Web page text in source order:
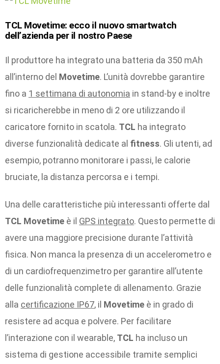
TCL Movetime: ecco il nuovo smartwatch
dell’azienda per il nostro Paese
Il produttore ha integrato una batteria da 350 mAh
all’interno del Movetime. L’unità dovrebbe garantire
fino a 1 settimana di autonomia in stand-by e inoltre
si ricaricherebbe in meno di 2 ore utilizzando il
caricatore fornito in scatola. TCL ha integrato
diverse funzionalità dedicate al fitness. Gli utenti, ad
esempio, potranno monitorare i passi, le calorie
bruciate, la distanza percorsa e i tempi.
Una delle caratteristiche più interessanti offerte dal
TCL Movetime è il GPS integrato. Questo permette di
avere una maggiore precisione durante l’attività
fisica. Non manca la presenza di un accelerometro e
di un cardiofrequenzimetro per garantire all’utente
delle funzionalità complete di allenamento. Grazie
alla certificazione IP67, il Movetime è in grado di
resistere ad acqua e polvere. Per facilitare
l’interazione con il wearable, TCL ha incluso un
sistema di gestione accessibile tramite semplici